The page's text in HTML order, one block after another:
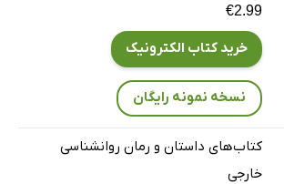
€2.99
خرید کتاب الکترونیک
نسخه نمونه رایگان
کتاب‌های داستان و رمان روانشناسی
خارجی